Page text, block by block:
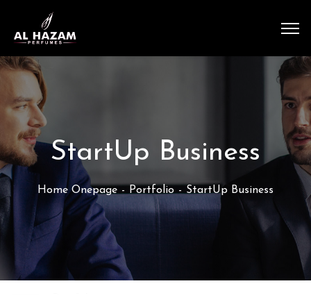
StartUp Business
Home Onepage Portfolio StartUp Business